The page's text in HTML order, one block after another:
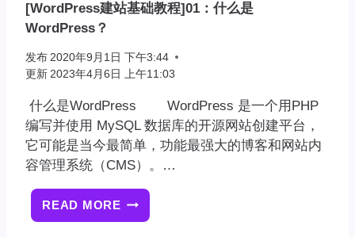
[WordPress建站基础教程]01：什么是
WordPress？
发布 2020年9月1日 下午3:44
更新 2023年4月6日 上午11:03
什么是WordPress WordPress 是一个用PHP
编写并使用 MySQL 数据库的开源网站创建平台，
它可能是当今最简单，功能最强大的博客和网站内
容管理系统（CMS）。…
READ MORE [WORDPRESS
建